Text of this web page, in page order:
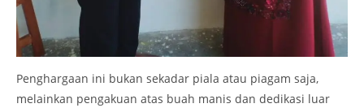
Penghargaan ini bukan sekadar piala atau piagam saja,
melainkan pengakuan atas buah manis dan dedikasi luar